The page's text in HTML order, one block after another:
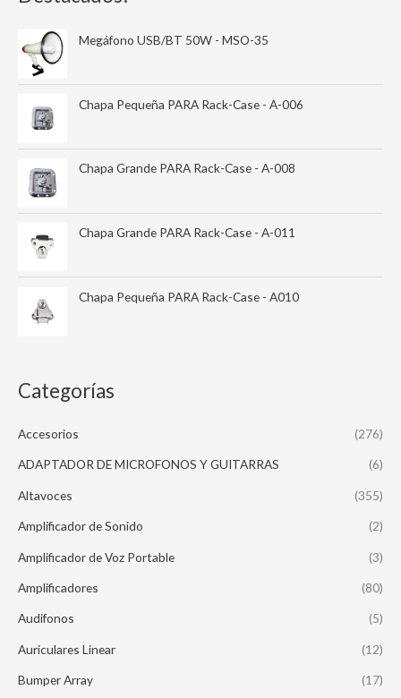
Megáfono USB/BT 50W - MSO-35
Chapa Pequeña PARA Rack-Case - A-006
Chapa Grande PARA Rack-Case - A-008
Chapa Grande PARA Rack-Case - A-011
Chapa Pequeña PARA Rack-Case - A010
Categorías
Accesorios (276)
ADAPTADOR DE MICROFONOS Y GUITARRAS (6)
Altavoces (355)
Amplificador de Sonido (2)
Amplificador de Voz Portable (3)
Amplificadores (80)
Audifonos (5)
Auriculares Linear (12)
Bumper Array (17)